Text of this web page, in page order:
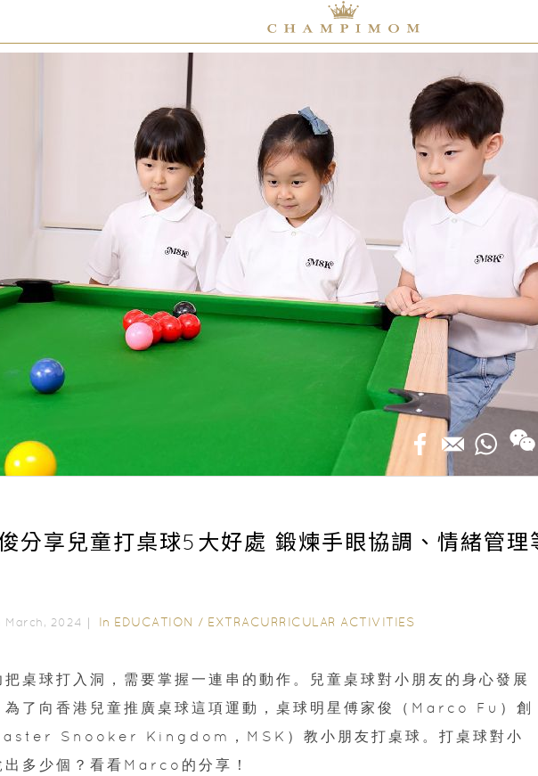
分享兒童打桌球5大好處 鍛煉手眼協調、情緒管理
March, 2024｜ In EDUCATION / EXTRACURRICULAR ACTIVITIES
桌球打入洞，需要掌握一連串的動作。兒童桌球對小朋友的身心發展
為了向香港兒童推廣桌球這項運動，桌球明星傅家俊（Marco Fu）創
Snooker Kingdom，MSK）教小朋友打桌球。打桌球對小
出多少個？看看Marco的分享！